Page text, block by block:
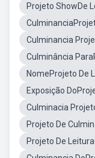
Projeto ShowDe
Culminancia
Culminância
NomeProjeto De
Exposição
Culminacia
Projeto De
Projeto De